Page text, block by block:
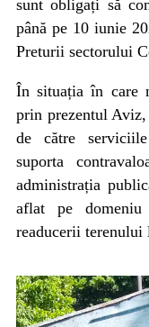
sunt obligați să
până pe 10 iunie
Preturii sectorului
În situația în care
prin prezentul
de către
suporta
administrația
aflat pe
readucerii